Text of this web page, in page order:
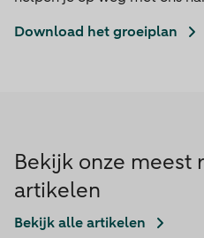
Download het groeiplan
Bekijk onze meest
artikelen
Bekijk alle artikelen